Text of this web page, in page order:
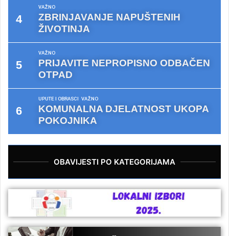
VAŽNO
ZBRINJAVANJE NAPUŠTENIH
ŽIVOTINJA
VAŽNO
PRIJAVITE NEPROPISNO ODBAČEN
OTPAD
UPUTE I OBRASCI VAŽNO
KOMUNALNA DJELATNOST UKOPA
POKOJNIKA
OBAVIJESTI PO KATEGORIJAMA